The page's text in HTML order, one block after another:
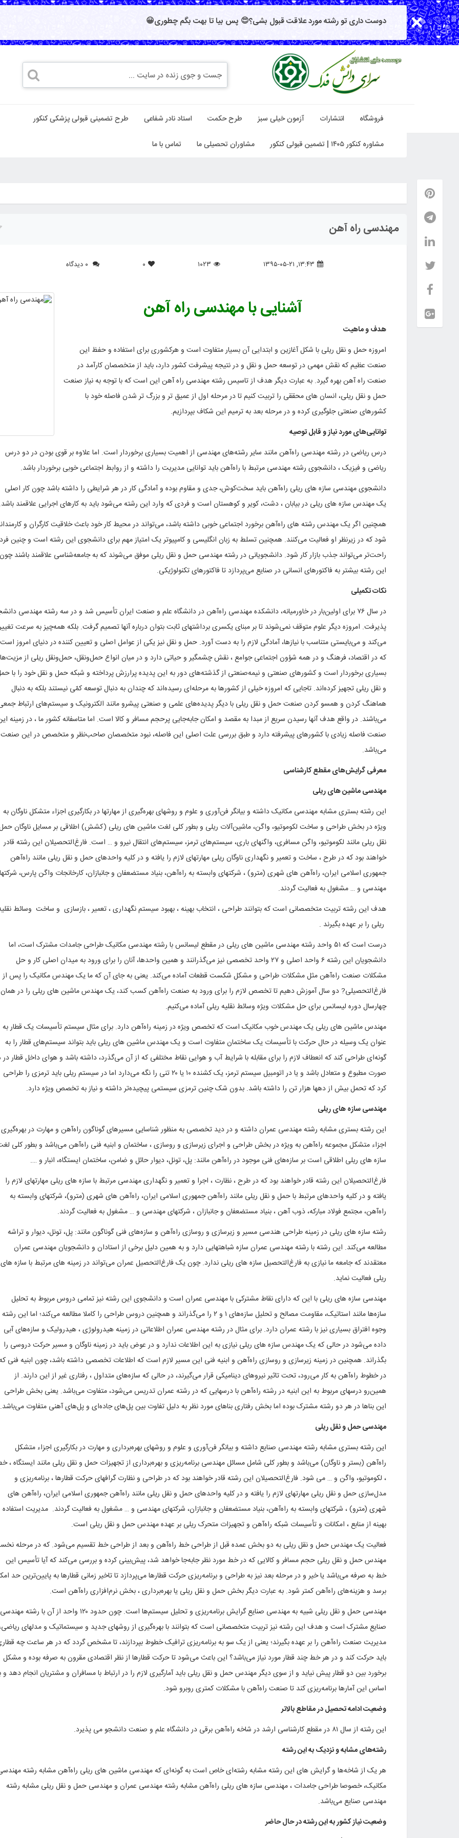
دوست داری تو رشته مورد علاقت قبول بشی؟😍 پس بیا تا بهت بگم چطوری😀
فروشگاه انتشارات آزمون خیلی سبز طرح حکمت استاد نادر شفاعی طرح تضمینی قبولی پزشکی کنکور
مشاوره کنکور ۱۴۰۵ | تضمین قبولی کنکور مشاوران تحصیلی ما تماس با ما
مهندسی راه آهن
۱۳:۴۳, ۱۳۹۵-۰۵-۲۱ ۱۰۲۳ ۰
آشنایی با مهندسی راه آهن
هدف و ماهیت
امروزه حمل و نقل ریلی با شکل آغازین و ابتدایی آن بسیار متفاوت است و هرکشوری برای استفاده و حفظ این
صنعت عظیم که نقش مهمی در توسعه حمل و نقل و در نتیجه پیشرفت کشور دارد، باید از متخصصان کارآمد در
صنعت راه آهن بهره گیرد. به عبارت دیگر هدف از تاسیس رشته مهندسی راه آهن این است که با توجه به نیاز صنعت
حمل و نقل ریلی، انسان های محققی را تربیت کنیم تا در مرحله اول از عمیق تر و بزرگ تر شدن فاصله خود با
کشورهای صنعتی جلوگیری کرده و در مرحله بعد به ترمیم این شکاف بپردازیم.
توانایی‌های مورد نیاز و قابل توصیه
درس ریاضی در رشته مهندسی راه‌آهن مانند سایر رشته‌های مهندسی از اهمیت بسیاری برخوردار است. اما علاوه بر قوی بودن در دو درس
ریاضی و فیزیک ، دانشجوی رشته مهندسی مرتبط با راه‌آهن باید توانایی مدیریت را داشته و از روابط اجتماعی خوبی برخوردار باشد.
دانشجوی مهندسی سازه های ریلی راه‌آهن باید سخت‌کوش، جدی و مقاوم بوده و آمادگی کار در هر شرایطی را داشته باشد چون کار اصلی
یک مهندس سازه های ریلی در بیابان ، دشت، کویر و کوهستان است و فردی که وارد این رشته می‌شود باید به کارهای اجرایی علاقمند
همچنین اگر یک مهندس رشته های راه‌آهن برخورد اجتماعی خوبی داشته باشد، می‌تواند در محیط کار خود باعث خلاقیت کارگران و
شود که در زیرنظر او فعالیت می‌کنند. همچنین تسلط به زبان انگلیسی و کامپیوتر یک امتیاز مهم برای دانشجوی این رشته است و چنین
راحت‌تر می‌تواند جذب بازار کار شود. دانشجویانی در رشته مهندسی حمل و نقل ریلی موفق می‌شوند که به جامعه‌شناسی علاقمند باشند چون
این رشته بیشتر به فاکتورهای انسانی در صنایع می‌پردازد تا فاکتورهای تکنولوژیکی.
نکات تکمیلی
در سال ۷۶ برای اولین‌بار در خاورمیانه، دانشکده مهندسی راه‌آهن در دانشگاه علم و صنعت ایران تأسیس شد و در سه رشته مهندسی
پذیرفت. امروزه دیگر علوم متوقف نمی‌شوند تا بر مبنای یکسری برداشتهای ثابت بتوان درباره آنها تصمیم گرفت. بلکه همه‌چیز به سرعت
می‌کند و می‌بایستی متناسب با نیازها، آمادگی لازم را به دست آورد. حمل و نقل نیز یکی از عوامل اصلی و تعیین کننده در دنیای امروز است
که در اقتصاد، فرهنگ و در همه شؤون اجتماعی جوامع ، نقش چشمگیر و حیاتی دارد و در میان انواع حمل‌ونقل، حمل‌ونقل ریلی از
بسیاری برخوردار است و کشورهای صنعتی و نیمه‌صنعتی از گذشته‌های دور به این پدیده پرارزش پرداخته و شبکه حمل و نقل خود را با
و نقل ریلی تجهیز کرده‌اند. تاجایی که امروزه خیلی از کشورها به مرحله‌ای رسیده‌اند که چندان به دنبال توسعه کمّی نیستند بلکه به دنبال
هماهنگ کردن و همسو کردن صنعت حمل و نقل ریلی با دیگر پدیده‌های علمی و صنعتی پیشرو مانند الکترونیک و سیستم‌های ارتباط
می‌باشند. در واقع هدف آنها رسیدن سریع از مبدا به مقصد و امکان جابه‌جایی پرحجم مسافر و کالا است. اما متاسفانه کشور ما ، در زمینه
صنعت فاصله زیادی با کشورهای پیشرفته دارد و طبق بررسی علت اصلی این فاصله، نبود متخصصان صاحب‌نظر و متخصص در این صنعت
می‌باشد.
معرفی گرایش‌های مقطع کارشناسی
مهندسی ماشین های ریلی
این رشته بستری مشابه مهندسی مکانیک داشته و بیانگر فن‌آوری و علوم و روشهای بهره‌گیری از مهارتها در بکارگیری اجزاء متشکل ناوگان به
ویژه در بخش طراحی و ساخت لکوموتیو، واگن، ماشین‌آلات ریلی و بطور کلی لغت ماشین های ریلی (کشش) اطلاقی بر مسایل ناوگان
نقل ریلی مانند لکوموتیو، واگن مسافری، واگنهای باری، سیستم‌های ترمز، سیستم‌های انتقال نیرو و … است. فارغ‌التحصیلان این رشته قادر
خواهند بود که در طرح ، ساخت و تعمیر و نگهداری ناوگان ریلی مهارتهای لازم را یافته و در کلیه واحدهای حمل و نقل ریلی مانند راه‌آهن
جمهوری اسلامی ایران، راه‌آهن های شهری (مترو) ، شرکتهای وابسته به راه‌آهن، بنیاد مستضعفان و جانبازان، کارخانجات واگن پارس،
مهندسی و … مشغول به فعالیت گردند.
هدف این رشته تربیت متخصصانی است که بتوانند طراحی ، انتخاب بهینه ، بهبود سیستم نگهداری ، تعمیر ، بازسازی و ساخت وسائط
ریلی را بر عهده بگیرند .
درست است که ۵۱ واحد رشته مهندسی ماشین های ریلی در مقطع لیسانس با رشته مهندسی مکانیک طراحی جامدات مشترک است، اما
دانشجویان این رشته ۶ واحد اصلی و ۲۷ واحد تخصصی نیز می‌گذرانند و همین واحدها، آنان را برای ورود به میدان اصلی کار و حل
مشکلات صنعت راه‌آهن مثل مشکلات طراحی و مشکل شکست قطعات آماده می‌کند. یعنی به جای آن که ما یک مهندس مکانیک را پس از
فارغ‌التحصیلی? دو سال آموزش دهیم تا تخصص لازم را برای ورود به صنعت راه‌آهن کسب کند، یک مهندس ماشین های ریلی را در همان
چهارسال دوره لیسانس برای حل مشکلات ویژه وسائط نقلیه ریلی آماده می‌کنیم.
مهندس ماشین های ریلی یک مهندس خوب مکانیک است که تخصص ویژه در زمینه راه‌آهن دارد. برای مثال سیستم تأسیسات یک قطار به
عنوان یک وسیله در حال حرکت با تأسیسات یک ساختمان متفاوت است و یک مهندس ماشین های ریلی باید بتواند سیستم‌های قطار را به
گونه‌ای طراحی کند که انعطاف لازم را برای مقابله با شرایط آب و هوایی نقاط مختلفی که از آن می‌گذرد، داشته باشد و هوای داخل قطار در
صورت مطبوع و متعادل باشد و یا در اتومبیل سیستم ترمز، یک کشنده ۱۰ یا ۲۰ تنی را نگه می‌دارد اما در سیستم ریلی باید ترمزی را طراحی
کرد که تحمل بیش از دهها هزار تن را داشته باشد. بدون شک چنین ترمزی سیستمی پیچیده‌تر داشته و نیاز به تخصص ویژه دارد.
مهندسی سازه های ریلی
این رشته بستری مشابه رشته مهندسی عمران داشته و در دید تخصصی به منظور شناسایی مسیرهای گوناگون راه‌آهن و مهارت در بهر‌ه‌گیری
اجزاء متشکل مجموعه راه‌آهن به ویژه در بخش طراحی و اجرای زیرسازی و روسازی ، ساختمان و ابنیه فنی راه‌آهن می‌باشد و بطور کلی
سازه های ریلی اطلاقی است بر سازه‌های فنی موجود در راه‌آهن مانند: پل، تونل، دیوار حائل و ضامن، ساختمان ایستگاه، انبار و ….
فارغ‌التحصیلان این رشته قادر خواهند بود که در طرح ، نظارت ، اجرا و تعمیر و نگهداری مهندسی مرتبط با سازه های ریلی مهارتهای لازم را
یافته و در کلیه واحدهای مرتبط با حمل و نقل ریلی مانند راه‌آهن جمهوری اسلامی ایران، راه‌آهن های شهری (مترو)‌، شرکتهای وابسته به
راه‌آهن، مجتمع فولاد مبارکه، ذوب آهن ، بنیاد مستضعفان و جانبازان ، شرکتهای مهندسی و … مشغول به فعالیت گردند.
رشته سازه های ریلی در زمینه طراحی هندسی مسیر و زیرسازی و روسازی راه‌آهن و سازه‌های فنی گوناگون مانند: پل، تونل، دیوار و تراشه
مطالعه می‌کند. این رشته با رشته مهندسی عمران سازه شباهتهایی دارد و به همین دلیل برخی از استادان و دانشجویان مهندسی عمران
معتقدند که جامعه ما نیازی به فارغ‌التحصیل سازه های ریلی ندارد. چون یک فارغ‌التحصیل عمران می‌تواند در زمینه های مرتبط با سازه های
ریلی فعالیت نماید.
مهندسی سازه های ریلی با این که دارای نقاط مشترکی با مهندسی عمران است و دانشجوی این رشته نیز تمامی دروس مربوط به تحلیل
سازه‌ها مانند استاتیک، مقاومت مصالح و تحلیل سازه‌های ۱ و ۲ را می‌گذراند و همچنین دروس طراحی را کاملا مطالعه می‌کند؛ اما این رشته
وجوه افتراق بسیاری نیز با رشته عمران دارد. برای مثال در رشته مهندسی عمران اطلاعاتی در زمینه هیدرولوژی ، هیدرولیک و سازه‌های آبی
داده می‌شود در حالی که یک مهندس سازه های ریلی نیازی به این اطلاعات ندارد و در عوض باید در زمینه ناوگان و مسیر حرکت دروسی را
بگذراند. همچنین در زمینه زیرسازی و روسازی راه‌آهن و ابنیه فنی این مسیر لازم است که اطلاعات تخصصی داشته باشد، چون ابنیه فنی
در خطوط راه‌آهن به کار می‌رود، تحت تاثیر نیروهای دینامیکی قرار می‌گیرند، در حالی که سازه‌های متداول ، رفتاری غیر از این دارند. از
همین‌رو درسهای مربوط به این ابنیه در رشته راه‌آهن با درسهایی که در رشته عمران تدریس می‌شود، متفاوت می‌باشد. یعنی بخش طراحی
این بناها در هر دو رشته مشترک بوده اما بخش رفتاری بناهای مورد نظر به دلیل تفاوت بین پل‌های جاده‌ای و پل‌های آهنی متفاوت می‌باشد.
مهندسی حمل و نقل ریلی
این رشته بستری مشابه رشته مهندسی صنایع داشته و بیانگر فن‌آوری و علوم و روشهای بهره‌برداری و مهارت در بکارگیری اجزاء متشکل
راه‌آهن (بستر و ناوگان) می‌باشد و بطور کلی شامل مسائل مهندسی برنامه‌ریزی و بهره‌برداری از تجهیزات حمل و نقل ریلی مانند ایستگاه ،
، لکوموتیو، واگن و … می شود. فارغ‌التحصیلان این رشته قادر خواهند بود که در طراحی و نظارت گرافهای حرکت قطارها ، برنامه‌ریزی و
مدل‌سازی حمل و نقل ریلی مهارتهای لازم را یافته و در کلیه واحدهای حمل و نقل ریلی مانند راه‌آهن جمهوری اسلامی ایران، راه‌آهن های
شهری (مترو) ، شرکتهای وابسته به راه‌آهن، بنیاد مستضعفان و جانبازان، شرکتهای مهندسی و … مشغول به فعالیت گردند. مدیریت استفاده
بهینه از منابع ، امکانات و تأسیسات شبکه راه‌آهن و تجهیزات متحرک ریلی بر عهده مهندس حمل و نقل ریلی است.
فعالیت یک مهندس حمل و نقل ریلی به دو بخش عمده قبل از طراحی خط راه‌آهن و بعد از طراحی خط تقسیم می‌شود. که در مرحله
مهندس حمل و نقل ریلی حجم مسافر و کالایی که در خط مورد نظر جابه‌جا خواهد شد، پیش‌بینی کرده و بررسی می‌کند که آیا تأسیس این
خط به صرفه می‌باشد یا خیر و در مرحله بعد نیز به طراحی و برنامه‌ریزی حرکت قطارها می‌پردازد تا تاخیر زمانی قطارها به پایین‌ترین حد
برسد و هزینه‌های راه‌آهن کمتر شود. به عبارت دیگر بخش حمل و نقل ریلی یا بهره‌برداری ، بخش نرم‌افزاری راه‌آهن است.
مهندسی حمل و نقل ریلی شبیه به مهندسی صنایع گرایش برنامه‌ریزی و تحلیل سیستم‌ها است. چون حدود ۱۲۰ واحد از آن با رشته مهندسی
صنایع مشترک است و هدف این رشته نیز تربیت متخصصانی است که بتوانند با بهره‌گیری از روشهای جدید و سیستماتیک و مدلهای
مدیریت صنعت راه‌آهن را بر عهده بگیرند؛ یعنی از یک سو به برنامه‌ریزی ترافیک خطوط بپردازند، تا مشخص گردد که در هر ساعت چه
باید حرکت کند و در هر خط چند قطار مورد نیاز می‌باشد؟ این باعث می‌شود تا حرکت قطارها از نظر اقتصادی مقرون به صرفه بوده و مشکل
برخورد بین دو قطار پیش نیاید و از سوی دیگر مهندس حمل و نقل ریلی باید آمارگیری لازم را در ارتباط با مسافران و مشتریان انجام دهد و
اساس این آمارها برنامه‌ریزی کند تا صنعت راه‌آهن با مشکلات کمتری روبرو شود.
وضعیت ادامه تحصیل در مقاطع بالاتر
این رشته از سال ۸۱ در مقطع کارشناسی ارشد در شاخه راه‌آهن برقی در دانشگاه علم و صنعت دانشجو می پذیرد.
رشته‌های مشابه و نزدیک به این رشته
هر یک از شاخه‌ها و گرایش های این رشته مشابه رشته‌ای خاص است به گونه‌ای که مهندسی ماشین های ریلی راه‌آهن مشابه رشته
مکانیک، خصوصا طراحی جامدات ، مهندسی سازه های ریلی راه‌آهن مشابه رشته مهندسی عمران و مهندسی حمل و نقل ریلی مشابه رشته
مهندسی صنایع می‌باشد.
وضعیت نیاز کشور به این رشته در حال حاضر